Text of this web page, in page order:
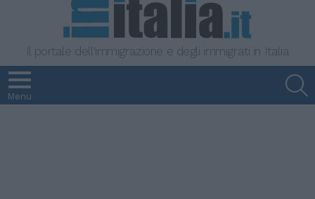
Il portale dell'immigrazione e degli immigrati in Italia
Menu